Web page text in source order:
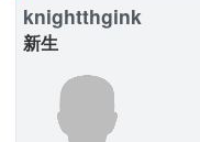
knightthgink
新生